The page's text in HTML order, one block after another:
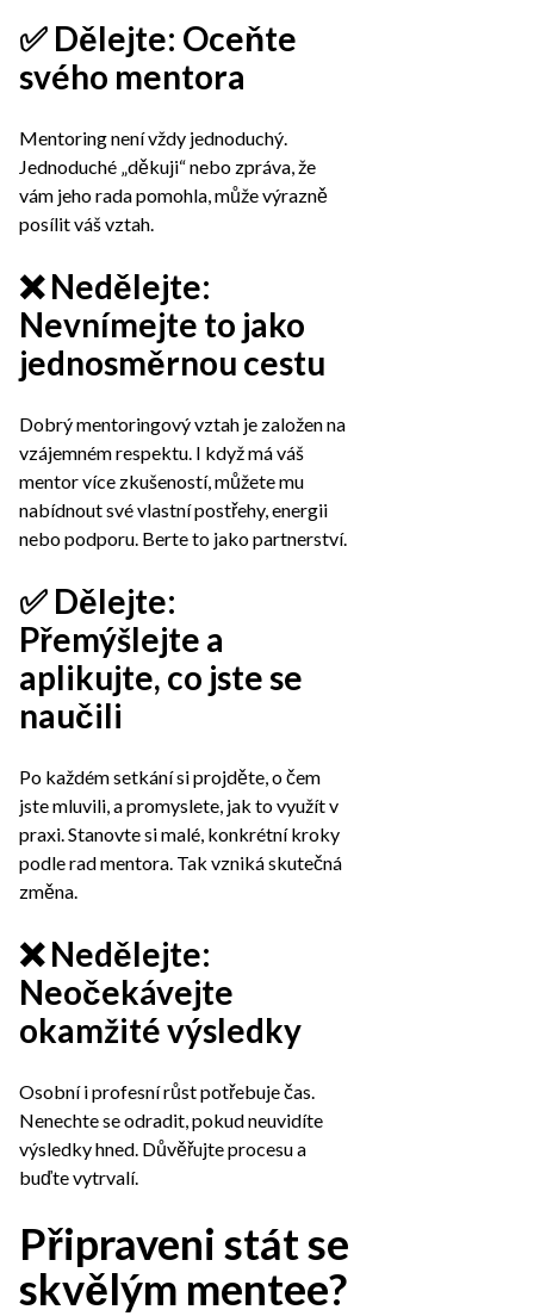
✅ Dělejte: Oceňte
svého mentora
Mentoring není vždy jednoduchý.
Jednoduché „děkuji“ nebo zpráva, že
vám jeho rada pomohla, může výrazně
posílit váš vztah.
❌ Nedělejte:
Nevnímejte to jako
jednosměrnou cestu
Dobrý mentoringový vztah je založen na
vzájemném respektu. I když má váš
mentor více zkušeností, můžete mu
nabídnout své vlastní postřehy, energii
nebo podporu. Berte to jako partnerství.
✅ Dělejte:
Přemýšlejte a
aplikujte, co jste se
naučili
Po každém setkání si projděte, o čem
jste mluvili, a promyslete, jak to využít v
praxi. Stanovte si malé, konkrétní kroky
podle rad mentora. Tak vzniká skutečná
změna.
❌ Nedělejte:
Neočekávejte
okamžité výsledky
Osobní i profesní růst potřebuje čas.
Nenechte se odradit, pokud neuvidíte
výsledky hned. Důvěřujte procesu a
buďte vytrvalí.
Připraveni stát se
skvělým mentee?